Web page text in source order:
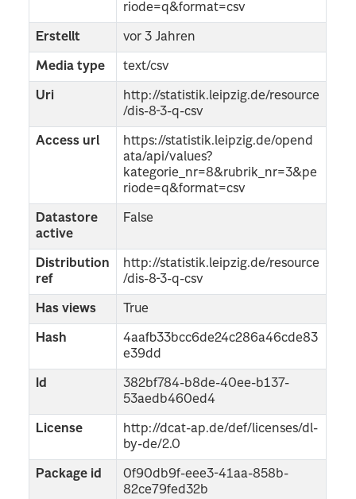
riode=q&format=csv
Erstellt vor 3 Jahren
Media type text/csv
Uri
http://statistik.leipzig.de/resource
/dis-8-3-q-csv
Access url
https://statistik.leipzig.de/opend
ata/api/values?
kategorie_nr=8&rubrik_nr=3&pe
riode=q&format=csv
Datastore
active
False
Distribution
ref
http://statistik.leipzig.de/resource
/dis-8-3-q-csv
Has views True
Hash
4aafb33bcc6de24c286a46cde83
e39dd
Id
382bf784-b8de-40ee-b137-
53aedb460ed4
License
http://dcat-ap.de/def/licenses/dl-
by-de/2.0
Package id
0f90db9f-eee3-41aa-858b-
82ce79fed32b